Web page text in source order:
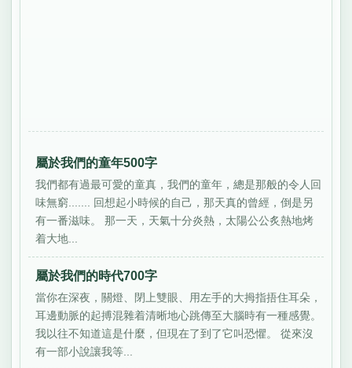
屬於我們的童年500字
我們都有過最可愛的童真，我們的童年，總是那般的令人回
味無窮....... 回想起小時候的自己，那天真的曾經，倒是另
有一番滋味。 那一天，天氣十分炎熱，太陽公公炙熱地烤
着大地...
屬於我們的時代700字
當你在深夜，關燈、閉上雙眼、用左手的大拇指捂住耳朵，
耳邊動脈的起搏混雜着清晰地心跳傳至大腦時有一種感覺。
我以往不知道這是什麼，但現在了到了它叫恐懼。 從來沒
有一部小說讓我等...